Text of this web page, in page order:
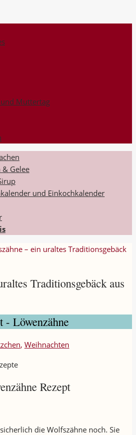
Muttertag
Gelee
und Einkochkalender
– ein uraltes Traditionsgebäck
Traditionsgebäck aus
- Löwenzähne
, Weihnachten
Rezept
die Wolfszähne noch. Sie